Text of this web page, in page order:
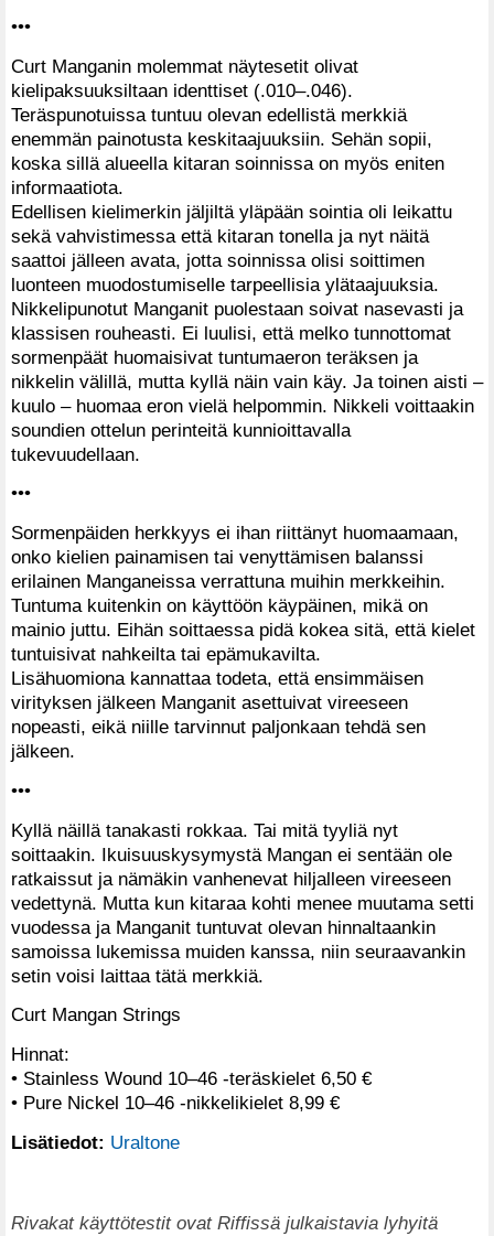
•••
Curt Manganin molemmat näytesetit olivat
kielipaksuuksiltaan identtiset (.010–.046).
Teräspunotuissa tuntuu olevan edellistä merkkiä
enemmän painotusta keskitaajuuksiin. Sehän sopii,
koska sillä alueella kitaran soinnissa on myös eniten
informaatiota.
Edellisen kielimerkin jäljiltä yläpään sointia oli leikattu
sekä vahvistimessa että kitaran tonella ja nyt näitä
saattoi jälleen avata, jotta soinnissa olisi soittimen
luonteen muodostumiselle tarpeellisia ylätaajuuksia.
Nikkelipunotut Manganit puolestaan soivat nasevasti ja
klassisen rouheasti. Ei luulisi, että melko tunnottomat
sormenpäät huomaisivat tuntumaeron teräksen ja
nikkelin välillä, mutta kyllä näin vain käy. Ja toinen aisti –
kuulo – huomaa eron vielä helpommin. Nikkeli voittaakin
soundien ottelun perinteitä kunnioittavalla
tukevuudellaan.
•••
Sormenpäiden herkkyys ei ihan riittänyt huomaamaan,
onko kielien painamisen tai venyttämisen balanssi
erilainen Manganeissa verrattuna muihin merkkeihin.
Tuntuma kuitenkin on käyttöön käypäinen, mikä on
mainio juttu. Eihän soittaessa pidä kokea sitä, että kielet
tuntuisivat nahkeilta tai epämukavilta.
Lisähuomiona kannattaa todeta, että ensimmäisen
virityksen jälkeen Manganit asettuivat vireeseen
nopeasti, eikä niille tarvinnut paljonkaan tehdä sen
jälkeen.
•••
Kyllä näillä tanakasti rokkaa. Tai mitä tyyliä nyt
soittaakin. Ikuisuuskysymystä Mangan ei sentään ole
ratkaissut ja nämäkin vanhenevat hiljalleen vireeseen
vedettynä. Mutta kun kitaraa kohti menee muutama setti
vuodessa ja Manganit tuntuvat olevan hinnaltaankin
samoissa lukemissa muiden kanssa, niin seuraavankin
setin voisi laittaa tätä merkkiä.
Curt Mangan Strings
Hinnat:
• Stainless Wound 10–46 -teräskielet 6,50 €
• Pure Nickel 10–46 -nikkelikielet 8,99 €
Lisätiedot: Uraltone
Rivakat käyttötestit ovat Riffissä julkaistavia lyhyitä